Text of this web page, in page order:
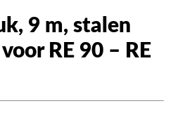
9 m, stalen
RE 90 – RE